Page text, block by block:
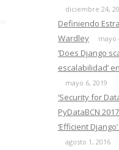
diciembre 24,
Definiendo
Wardley
mayo
‘Does Django
escalabilidad’
mayo 6, 2019
‘Security for
PyDataBCN 2017
‘Efficient
agosto 1, 2016